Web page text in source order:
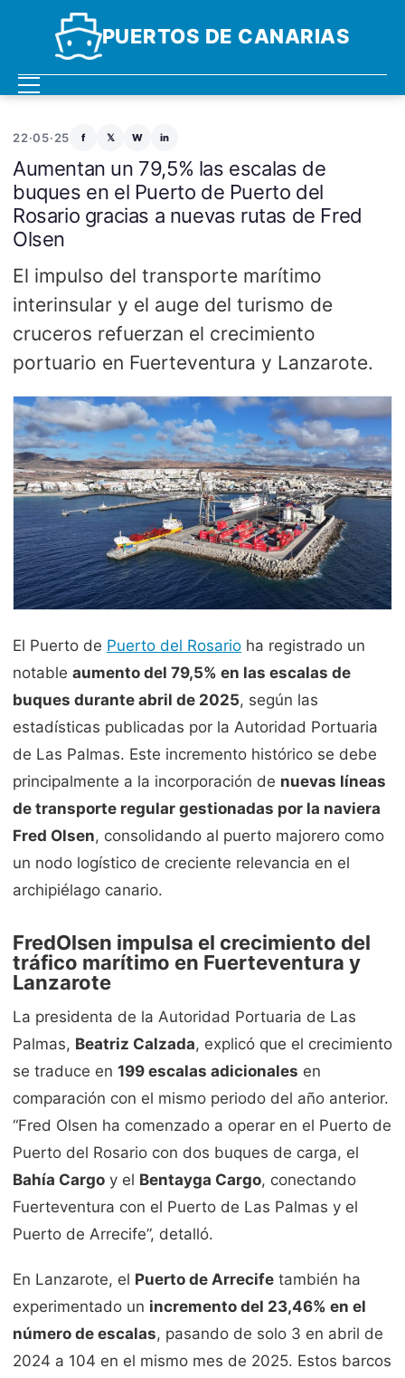
PUERTOS DE CANARIAS
22·05·25 f 𝕏 W in
Aumentan un 79,5% las escalas de
buques en el Puerto de Puerto del
Rosario gracias a nuevas rutas de Fred
Olsen
El impulso del transporte marítimo
interinsular y el auge del turismo de
cruceros refuerzan el crecimiento
portuario en Fuerteventura y Lanzarote.
El Puerto de Puerto del Rosario ha registrado un
notable aumento del 79,5% en las escalas de
buques durante abril de 2025, según las
estadísticas publicadas por la Autoridad Portuaria
de Las Palmas. Este incremento histórico se debe
principalmente a la incorporación de nuevas líneas
de transporte regular gestionadas por la naviera
Fred Olsen, consolidando al puerto majorero como
un nodo logístico de creciente relevancia en el
archipiélago canario.
FredOlsen impulsa el crecimiento del
tráfico marítimo en Fuerteventura y
Lanzarote
La presidenta de la Autoridad Portuaria de Las
Palmas, Beatriz Calzada, explicó que el crecimiento
se traduce en 199 escalas adicionales en
comparación con el mismo periodo del año anterior.
“Fred Olsen ha comenzado a operar en el Puerto de
Puerto del Rosario con dos buques de carga, el
Bahía Cargo y el Bentayga Cargo, conectando
Fuerteventura con el Puerto de Las Palmas y el
Puerto de Arrecife”, detalló.
En Lanzarote, el Puerto de Arrecife también ha
experimentado un incremento del 23,46% en el
número de escalas, pasando de solo 3 en abril de
2024 a 104 en el mismo mes de 2025. Estos barcos